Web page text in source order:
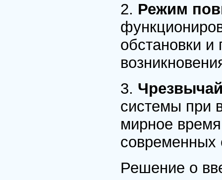
2. Режим
обстановки и
3.
системы при
мирное
современных
Решение о